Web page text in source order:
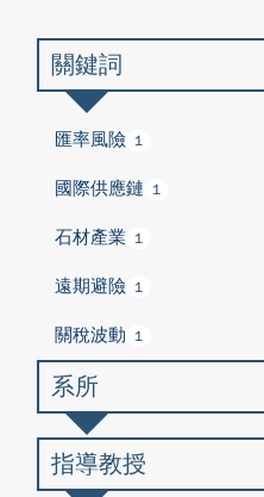
關鍵詞
匯率風險 1
國際供應鏈 1
石材產業 1
遠期避險 1
關稅波動 1
系所
指導教授